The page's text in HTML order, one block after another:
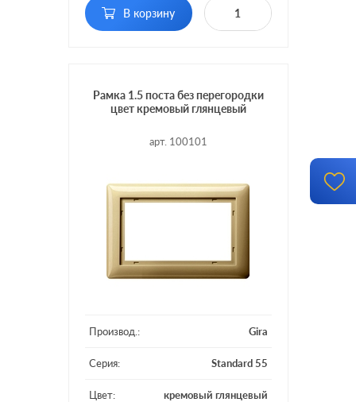
В корзину
Рамка 1.5 поста без перегородки
цвет кремовый глянцевый
арт. 100101
Производ.: Gira
Серия: Standard 55
Цвет: кремовый глянцевый